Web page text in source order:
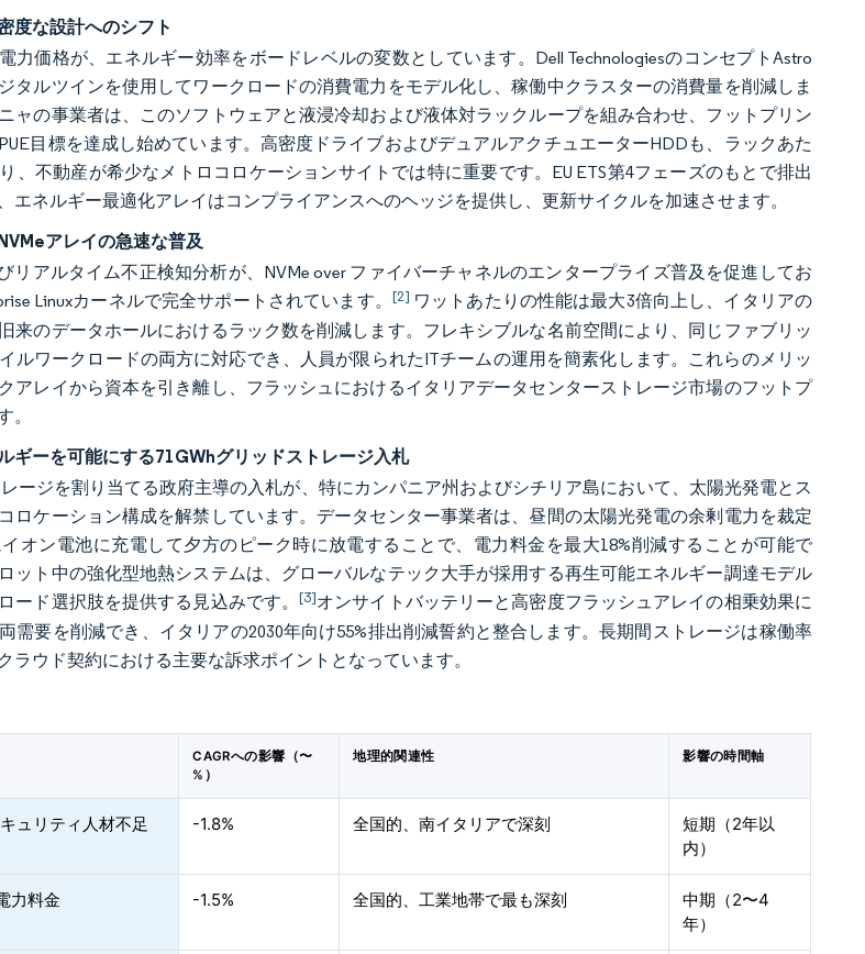
度な設計へのシフト
力価格が、エネルギー効率をボードレベルの変数としています。Dell TechnologiesのコンセプトAstro
タルツインを使用してワークロードの消費電力をモデル化し、稼働中クラスターの消費量を削減しま
ャの事業者は、このソフトウェアと液浸冷却および液体対ラックループを組み合わせ、フットプリン
目標を達成し始めています。高密度ドライブおよびデュアルアクチュエーターHDDも、ラックあた
、不動産が希少なメトロコロケーションサイトでは特に重要です。EU ETS第4フェーズのもとで排出
エネルギー最適化アレイはコンプライアンスへのヘッジを提供し、更新サイクルを加速させます。
アレイの急速な普及
リアルタイム不正検知分析が、NVMe over ファイバーチャネルのエンタープライズ普及を促進してお
Linuxカーネルで完全サポートされています。 [2] ワットあたりの性能は最大3倍向上し、イタリアの
来のデータホールにおけるラック数を削減します。フレキシブルな名前空間により、同じファブリッ
ルワークロードの両方に対応でき、人員が限られたITチームの運用を簡素化します。これらのメリッ
アレイから資本を引き離し、フラッシュにおけるイタリアデータセンターストレージ市場のフットプ
。
ギーを可能にする71GWhグリッドストレージ入札
ージを割り当てる政府主導の入札が、特にカンパニア州およびシチリア島において、太陽光発電とス
ロケーション構成を解禁しています。データセンター事業者は、昼間の太陽光発電の余剰電力を裁定
オン電池に充電して夕方のピーク時に放電することで、電力料金を最大18%削減することが可能で
ット中の強化型地熱システムは、グローバルなテック大手が採用する再生可能エネルギー調達モデル
ード選択肢を提供する見込みです。[3]オンサイトバッテリーと高密度フラッシュアレイの相乗効果に
需要を削減でき、イタリアの2030年向け55%排出削減誓約と整合します。長期間ストレージは稼働率
ラウド契約における主要な訴求ポイントとなっています。
CAGRへの影響（〜
%）
地理的関連性 影響の時間軸
ュリティ人材不足 -1.8% 全国的、南イタリアで深刻
短期（2年以
内）
力料金 -1.5% 全国的、工業地帯で最も深刻
中期（2〜4
年）